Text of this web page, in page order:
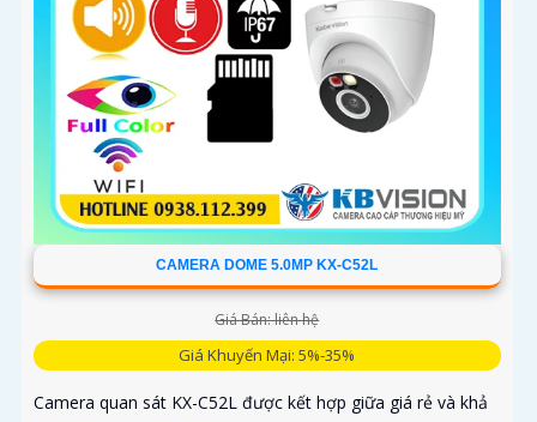
CAMERA DOME 5.0MP KX-C52L
Giá Bán: liên hệ
Giá Khuyến Mại: 5%-35%
Camera quan sát KX-C52L được kết hợp giữa giá rẻ và khả